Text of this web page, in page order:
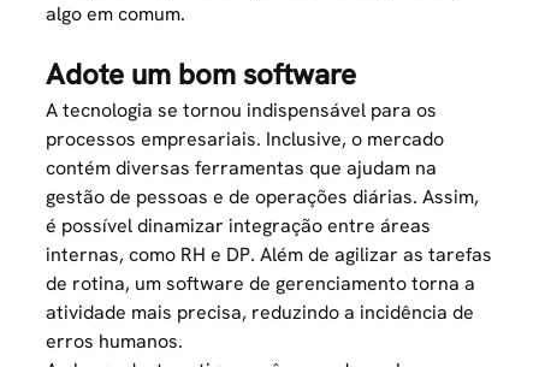
algo em comum.
Adote um bom software
Atecnologia se tornou indispensável para os
processos empresariais. Inclusive, o mercado
contém diversas ferramentas que ajudam na
gestão de pessoas e de operações diárias. Assim,
é possível dinamizar integração entre áreas
internas, como RH e DP. Além de agilizar as tarefas
de rotina, um software de gerenciamento torna a
atividade mais precisa, reduzindo a incidência de
erros humanos.